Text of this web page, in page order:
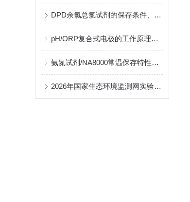
DPD余氯总氯试剂的保存条件、有效期及稳定性研究
pH/ORP复合式电极的工作原理与结构解析
氨氮试剂/NA8000常温保存特性对降低运维成本的贡献分析
2026年国家生态环境监测网实验室能力考核全面启动